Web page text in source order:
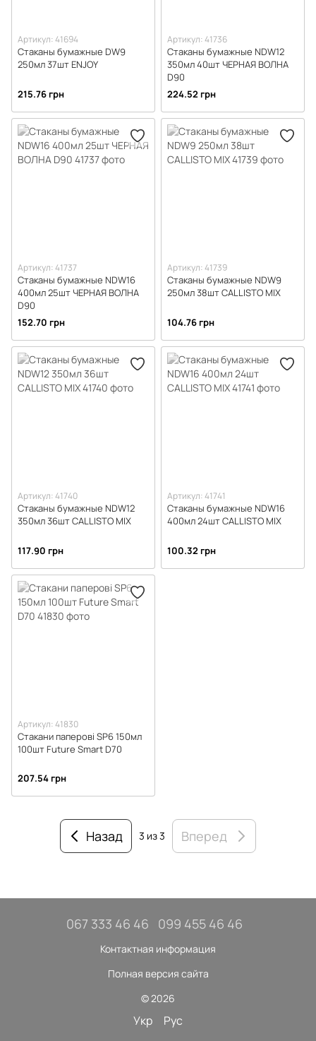
Артикул: 41694
Стаканы бумажные DW9
250мл 37шт ENJOY
215.76 грн
Артикул: 41736
Стаканы бумажные NDW12
350мл 40шт ЧЕРНАЯ ВОЛНА
D90
224.52 грн
Артикул: 41737
Стаканы бумажные NDW16
400мл 25шт ЧЕРНАЯ ВОЛНА
D90
152.70 грн
Артикул: 41739
Стаканы бумажные NDW9
250мл 38шт CALLISTO MIX
104.76 грн
Артикул: 41740
Стаканы бумажные NDW12
350мл 36шт CALLISTO MIX
117.90 грн
Артикул: 41741
Стаканы бумажные NDW16
400мл 24шт CALLISTO MIX
100.32 грн
Артикул: 41830
Стакани паперові SP6 150мл
100шт Future Smart D70
207.54 грн
Назад 3 из 3 Вперед
067 333 46 46 099 455 46 46
Контактная информация
Полная версия сайта
© 2026
Укр Рус